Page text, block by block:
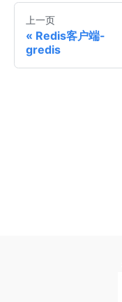
上一页
Redis客户端-
gredis